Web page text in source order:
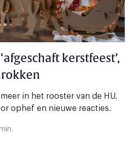
kerstfeest’,
in het rooster van de HU.
ophef en nieuwe reacties.